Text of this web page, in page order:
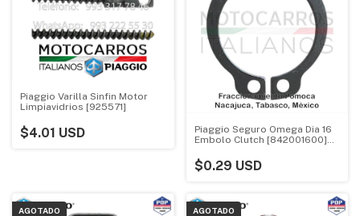
Piaggio Varilla Sinfin Motor
Limpiavidrios [925571]
$4.01 USD
Piaggio Seguro Omega Dia 16
Embolo Clutch [842001600]
$0.29 USD
AGOTADO AGOTADO